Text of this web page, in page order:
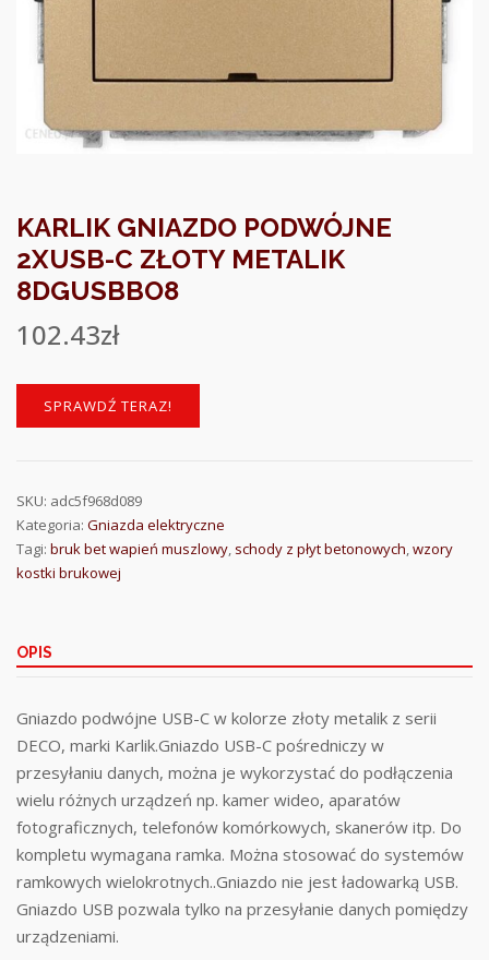
KARLIK GNIAZDO PODWÓJNE
2XUSB-C ZŁOTY METALIK
8DGUSBBO8
102.43zł
SPRAWDŹ TERAZ!
SKU: adc5f968d089
Kategoria: Gniazda elektryczne
Tagi: bruk bet wapień muszlowy, schody z płyt betonowych,wzory
kostki brukowej
OPIS
Gniazdo podwójne USB-C w kolorze złoty metalik z serii
DECO, marki Karlik.Gniazdo USB-C pośredniczy w
przesyłaniu danych, można je wykorzystać do podłączenia
wielu różnych urządzeń np. kamer wideo, aparatów
fotograficznych, telefonów komórkowych, skanerów itp. Do
kompletu wymagana ramka. Można stosować do systemów
ramkowych wielokrotnych..Gniazdo nie jest ładowarką USB.
Gniazdo USB pozwala tylko na przesyłanie danych pomiędzy
urządzeniami.